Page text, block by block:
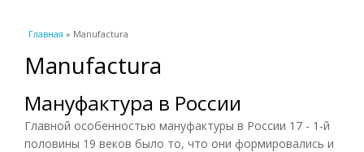
Вы здесь
Главная » Manufactura
Manufactura
Мануфактура в России
Главной особенностью мануфактуры в России 17 - 1-й
половины 19 веков было то, что они формировались и